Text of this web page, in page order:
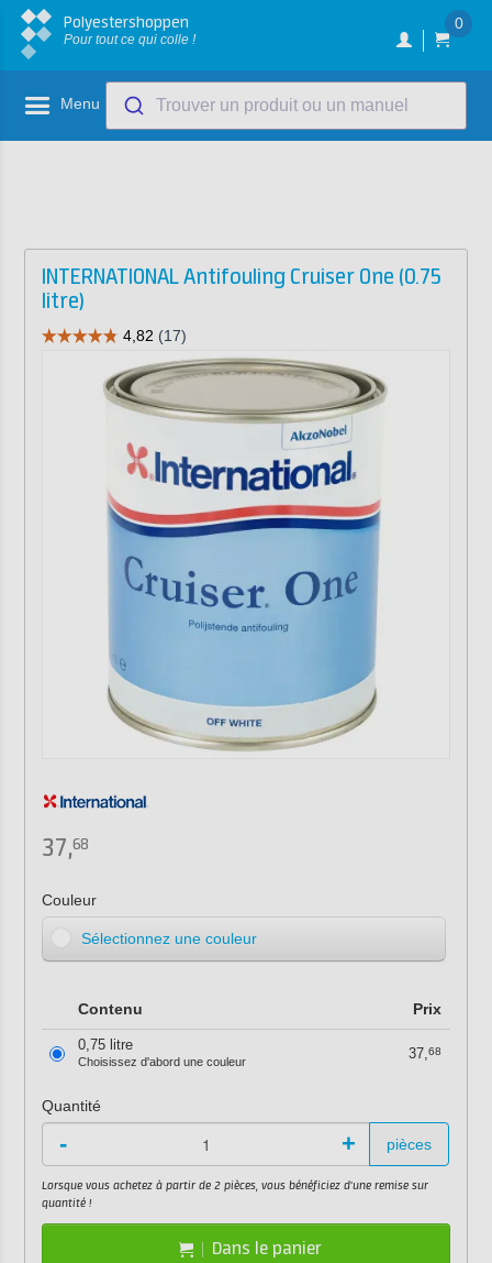
Polyestershoppen
Pour tout ce qui colle !
0
Menu Trouver un produit ou un manuel
INTERNATIONAL Antifouling Cruiser One (0.75
litre)
37,68
Couleur
Sélectionnez une couleur
Contenu Prix
0,75 litre
Choisissez d'abord une couleur 37,68
Quantité
- + pièces
Lorsque vous achetez à partir de 2 pièces, vous bénéficiez d'une remise sur
quantité !
Dans le panier